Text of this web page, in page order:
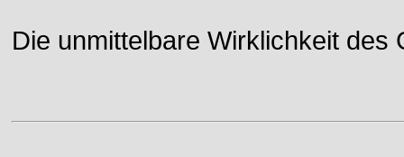
Die unmittelbare Wirklichkeit des